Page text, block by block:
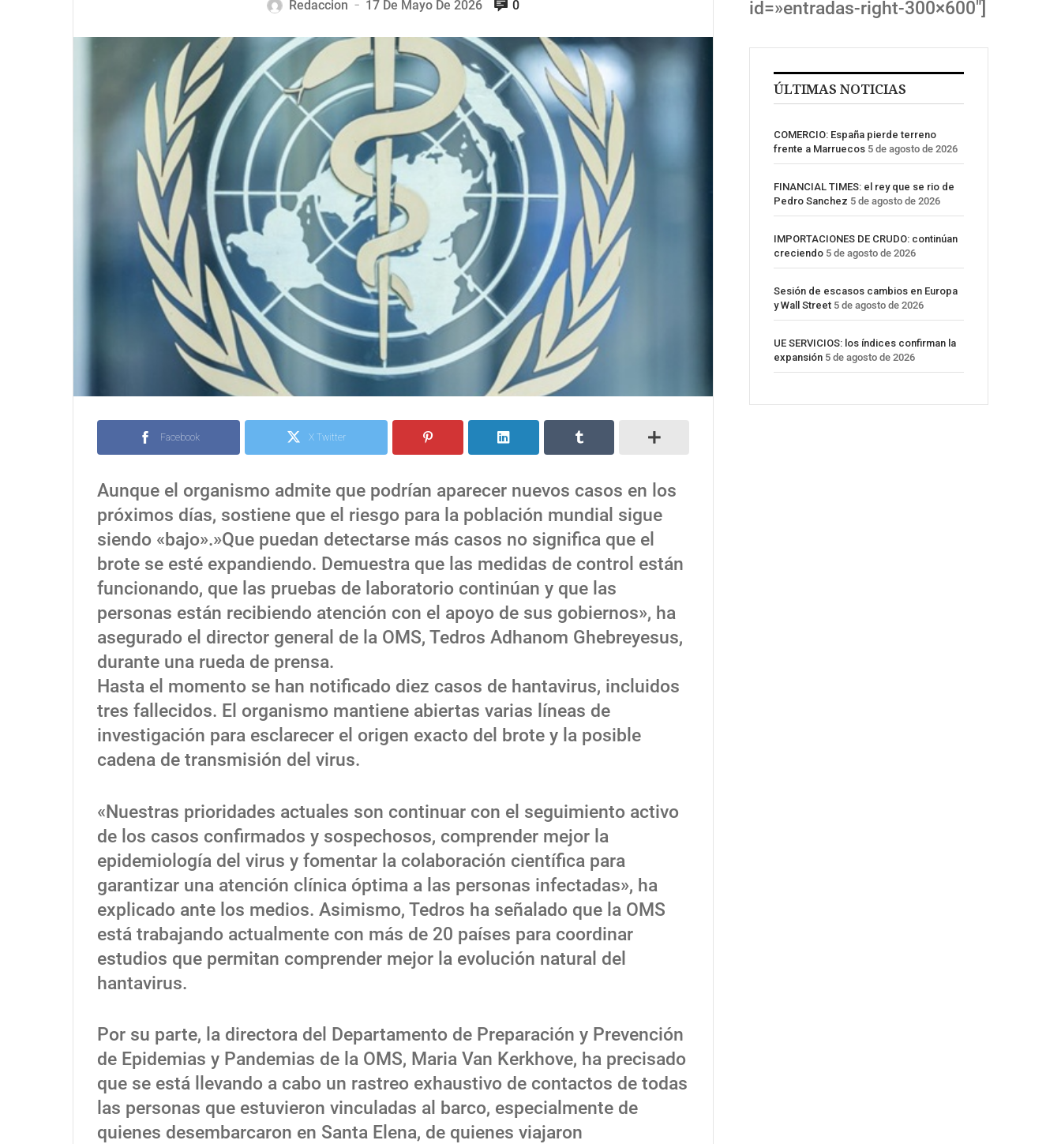
Redaccion — 17 De Mayo De 2026 0
Facebook X Twitter
Aunque el organismo admite que podrían aparecer nuevos casos en los
próximos días, sostiene que el riesgo para la población mundial sigue
siendo «bajo».»Que puedan detectarse más casos no significa que el
brote se esté expandiendo. Demuestra que las medidas de control están
funcionando, que las pruebas de laboratorio continúan y que las
personas están recibiendo atención con el apoyo de sus gobiernos», ha
asegurado el director general de la OMS, Tedros Adhanom Ghebreyesus,
durante una rueda de prensa.
Hasta el momento se han notificado diez casos de hantavirus, incluidos
tres fallecidos. El organismo mantiene abiertas varias líneas de
investigación para esclarecer el origen exacto del brote y la posible
cadena de transmisión del virus.
«Nuestras prioridades actuales son continuar con el seguimiento activo
de los casos confirmados y sospechosos, comprender mejor la
epidemiología del virus y fomentar la colaboración científica para
garantizar una atención clínica óptima a las personas infectadas», ha
explicado ante los medios. Asimismo, Tedros ha señalado que la OMS
está trabajando actualmente con más de 20 países para coordinar
estudios que permitan comprender mejor la evolución natural del
hantavirus.
Por su parte, la directora del Departamento de Preparación y Prevención
de Epidemias y Pandemias de la OMS, Maria Van Kerkhove, ha precisado
que se está llevando a cabo un rastreo exhaustivo de contactos de todas
las personas que estuvieron vinculadas al barco, especialmente de
quienes desembarcaron en Santa Elena, de quienes viajaron
id=»entradas-right-300×600″]
ÚLTIMAS NOTICIAS
COMERCIO: España pierde terreno
frente a Marruecos 5 de agosto de 2026
FINANCIAL TIMES: el rey que se rio de
Pedro Sanchez 5 de agosto de 2026
IMPORTACIONES DE CRUDO: continúan
creciendo 5 de agosto de 2026
Sesión de escasos cambios en Europa
y Wall Street 5 de agosto de 2026
UE SERVICIOS: los índices confirman la
expansión 5 de agosto de 2026